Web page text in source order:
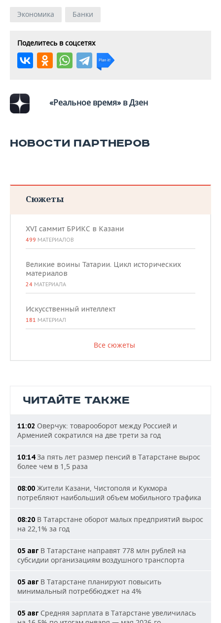
Экономика Банки
Поделитесь в соцсетях
«Реальное время» в Дзен
НОВОСТИ ПАРТНЕРОВ
Сюжеты
XVI саммит БРИКС в Казани
499 МАТЕРИАЛОВ
Великие воины Татарии. Цикл исторических
материалов
24 МАТЕРИАЛА
Искусственный интеллект
181 МАТЕРИАЛ
Все сюжеты
ЧИТАЙТЕ ТАКЖЕ
11:02 Оверчук: товарооборот между Россией и
Арменией сократился на две трети за год
10:14За пять лет размер пенсий в Татарстане вырос
более чем в 1,5 раза
08:00 Жители Казани, Чистополя и Кукмора
потребляют наибольший объем мобильного трафика
08:20 В Татарстане оборот малых предприятий вырос
на 22,1% за год
05 авг В Татарстане направят 778 млн рублей на
субсидии организациям воздушного транспорта
05 авг В Татарстане планируют повысить
минимальный потреббюджет на 4%
05 авг Средняя зарплата в Татарстане увеличилась